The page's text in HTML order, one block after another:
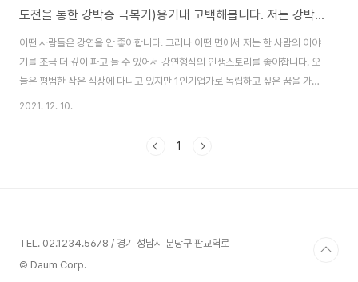
도전을 통한 강박증 극복기)용기내 고백해봅니다. 저는 강박증, 무기력증 환자였습니다
어떤 사람들은 강연을 안 좋아합니다. 그러나 어떤 면에서 저는 한 사람의 이야
기를 조금 더 깊이 파고 들 수 있어서 강연형식의 인생스토리를 좋아합니다. 오
늘은 평범한 작은 직장에 다니고 있지만 1인기업가로 독립하고 싶은 꿈을 가지
고 있는 한 청년의 이야기입니다. 첫인상코치로도 활동하고, 전자책도 출간하
중에 자신이 군대시절보다도 더 어렵게 느껴졌던 ‘강박증’에 시달리기도 했음
2021. 12. 10.
1
TEL. 02.1234.5678 / 경기 성남시 분당구 판교역로
© Daum Corp.